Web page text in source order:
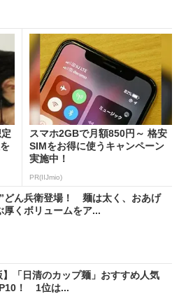
スマホ2GBで月額850円～ 格安
SIMをお得に使うキャンペーン
実施中！
PR(IIJmio)
どん兵衛登場！ 麺は太く、おあげ
厚くボリュームをア...
】「日清のカップ麺」おすすめ人気
！ 1位は...